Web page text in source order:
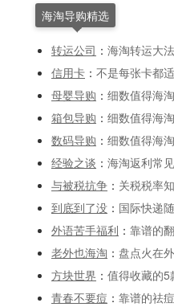
海淘导购精选
转运公司 ： 海淘转运大
信用卡 ： 不是每张卡都
母婴导购 ： 细数值得海
箱包导购 ： 细数值得海淘
数码导购 ： 细数值得海
经验之谈 ： 海淘返利常
与被税抗争 ： 关税税率
到底到了没 ： 国际快递
外语苦手福利 ： 靠谱的
老外也海淘 ： 盘点火在
方块世界 ： 值得收藏的5
青春不要痘 ： 靠谱的祛